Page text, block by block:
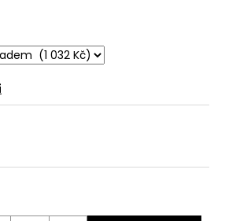
HLEDAT